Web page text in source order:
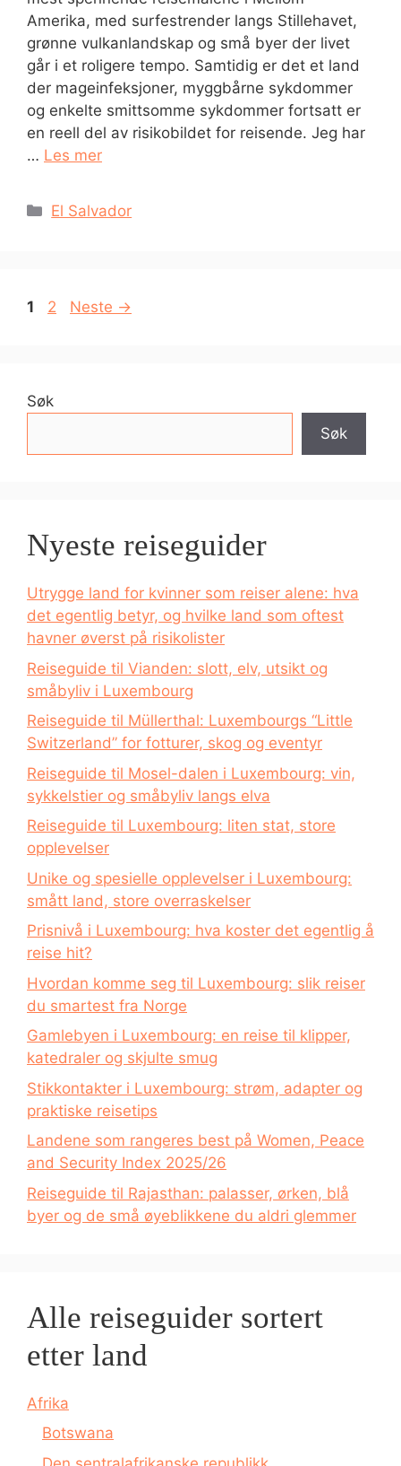
Amerika, med surfestrender langs Stillehavet,
grønne vulkanlandskap og små byer der livet
går i et roligere tempo. Samtidig er det et land
der mageinfeksjoner, myggbårne sykdommer
og enkelte smittsomme sykdommer fortsatt er
en reell del av risikobildet for reisende. Jeg har
… Les mer
Kategorier
El Salvador
Side
1 Side
2 Neste →
Søk
Søk
Nyeste reiseguider
Utrygge land for kvinner som reiser alene: hva
det egentlig betyr, og hvilke land som oftest
havner øverst på risikolister
Reiseguide til Vianden: slott, elv, utsikt og
småbyliv i Luxembourg
Reiseguide til Müllerthal: Luxembourgs “Little
Switzerland” for fotturer, skog og eventyr
Reiseguide til Mosel-dalen i Luxembourg: vin,
sykkelstier og småbyliv langs elva
Reiseguide til Luxembourg: liten stat, store
opplevelser
Unike og spesielle opplevelser i Luxembourg:
smått land, store overraskelser
Prisnivå i Luxembourg: hva koster det egentlig å
reise hit?
Hvordan komme seg til Luxembourg: slik reiser
du smartest fra Norge
Gamlebyen i Luxembourg: en reise til klipper,
katedraler og skjulte smug
Stikkontakter i Luxembourg: strøm, adapter og
praktiske reisetips
Landene som rangeres best på Women, Peace
and Security Index 2025/26
Reiseguide til Rajasthan: palasser, ørken, blå
byer og de små øyeblikkene du aldri glemmer
Alle reiseguider sortert
etter land
Afrika
Botswana